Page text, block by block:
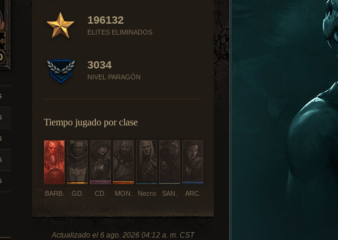
196132
ELITES ELIMINADOS
3034
NIVEL PARAGÓN
Tiempo jugado por clase
ARC.
BARB. CD.
GD. MON. Necro SAN.
Actualizado el 6 ago. 2026 04:12 a. m. CST